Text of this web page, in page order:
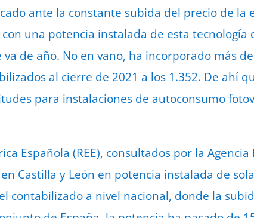
ante la constante subida del precio de la
una potencia instalada de esta tecnología
de año. No en vano, ha incorporado más
al cierre de 2021 a los 1.352. De ahí
para instalaciones de autoconsumo
Española (REE), consultados por la
Castilla y León en potencia instalada de
contabilizado a nivel nacional, donde la